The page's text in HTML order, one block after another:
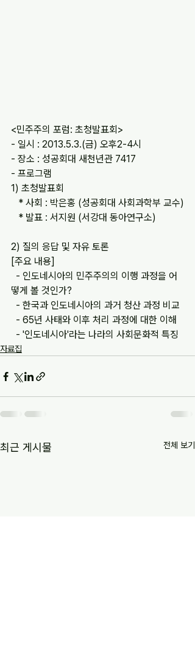
<민주주의 포럼: 초청발표회>
- 일시 : 2013.5.3.(금) 오후2-4시
- 장소 : 성공회대 새천년관 7417
- 프로그램
1) 초청발표회
* 사회 : 박은홍 (성공회대 사회과학부 교수)
* 발표 : 서지원 (서강대 동아연구소)
2) 질의 응답 및 자유 토론
[주요 내용]
- 인도네시아의 민주주의의 이행 과정을 어
떻게 볼 것인가?
- 한국과 인도네시아의 과거 청산 과정 비교
- 65년 사태와 이후 처리 과정에 대한 이해
- '인도네시아'라는 나라의 사회문화적 특징
자료집
최근 게시물 전체 보기